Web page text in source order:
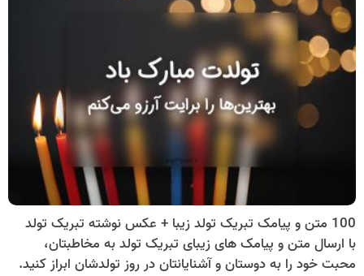
100 متن و پیامک تبریک تولد زیبا + عکس نوشته تبریک تولد
با ارسال متن و پیامک های زیبای تبریک تولد به مخاطبتان،
محبت خود را به دوستان و آشنایانتان در روز تولدشان ابراز کنید.